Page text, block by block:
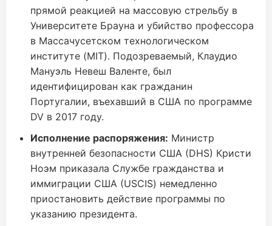
прямой реакцией на массовую стрельбу в
Университете Брауна и убийство профессора
в Массачусетском технологическом
институте (MIT). Подозреваемый, Клаудио
Мануэль Невеш Валенте, был
идентифицирован как гражданин
Португалии, въехавший в США по программе
DV в 2017 году.
Исполнение распоряжения: Министр
внутренней безопасности США (DHS) Кристи
Ноэм приказала Службе гражданства и
иммиграции США (USCIS) немедленно
приостановить действие программы по
указанию президента.